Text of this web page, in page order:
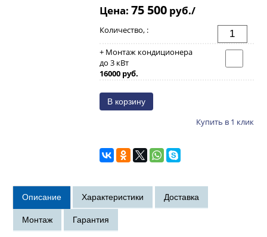
Цена: 75 500руб./
Количество, :
+ Монтаж кондиционера
до 3 кВт
16000 руб.
Купить в 1 клик